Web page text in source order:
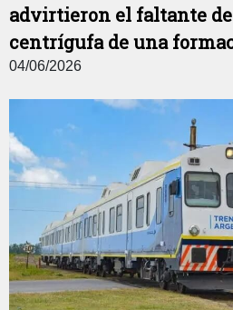
advirtieron el faltante de
centrígufa de una
04/06/2026